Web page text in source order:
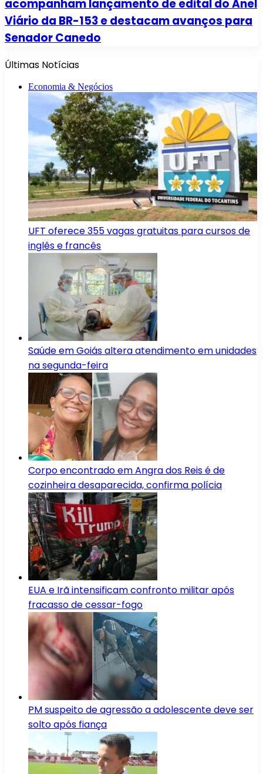
acompanham lançamento de edital do Anel
Viário da BR-153 e destacam avanços para
Senador Canedo
Últimas Notícias
Economia & Negócios
UFT oferece 355 vagas gratuitas para cursos de
inglês e francês
Saúde em Goiás altera atendimento em unidades
na segunda-feira
Corpo encontrado em Angra dos Reis é de
cozinheira desaparecida, confirma polícia
EUA e Irã intensificam confronto militar após
fracasso de cessar-fogo
PM suspeito de agressão a adolescente deve ser
solto após fiança